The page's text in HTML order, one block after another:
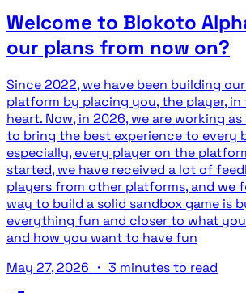
Welcome to Blokoto
our plans from now on?
Since 2022, we have been building
platform by placing you, the player,
heart. Now, in 2026, we are working
to bring the best experience to every
especially, every player on the
started, we have received a lot of
players from other platforms, and we
way to build a solid sandbox game is
everything fun and closer to what
and how you want to have fun
May 27, 2026 ・ 3 minutes to read